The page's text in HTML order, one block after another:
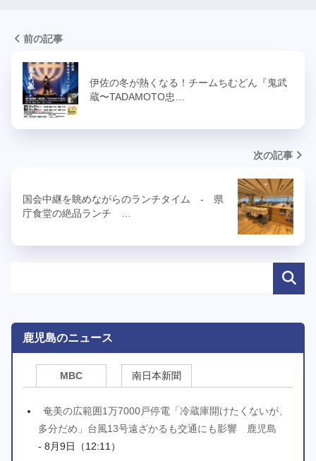
前の記事
伊佐の冬が熱くなる！チームちむどん『鬼武
蔵〜TADAMOTO忠…
次の記事
国会中継を眺めながらのランチタイム - 県
庁食堂の絶品ランチ …
鹿児島のニュース
MBC 南日本新聞
奄美の広範囲1万7000戸停電「冷蔵庫開けたくないが、
多分だめ」台風13号遠ざかるも交通にも影響 鹿児島
- 8月9日（12:11）